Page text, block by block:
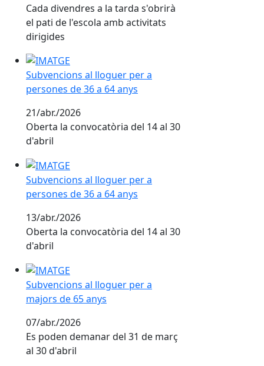
Cada divendres a la tarda s'obrirà
el pati de l'escola amb activitats
dirigides
Subvencions al lloguer per a persones de 36 a 64
Subvencions al lloguer per a
persones de 36 a 64 anys
21/abr./2026
Oberta la convocatòria del 14 al 30
d'abril
Subvencions al lloguer per a persones de 36 a 64
Subvencions al lloguer per a
persones de 36 a 64 anys
13/abr./2026
Oberta la convocatòria del 14 al 30
d'abril
Subvencions al lloguer per a majors de 65 anys
Subvencions al lloguer per a
majors de 65 anys
07/abr./2026
Es poden demanar del 31 de març
al 30 d'abril